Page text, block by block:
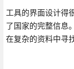
工具的界面设计得
了国家的完整信息
在复杂的资料中寻找